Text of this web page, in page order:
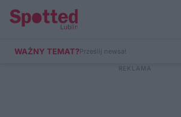
WAŻNY TEMAT?Prześlij newsa!